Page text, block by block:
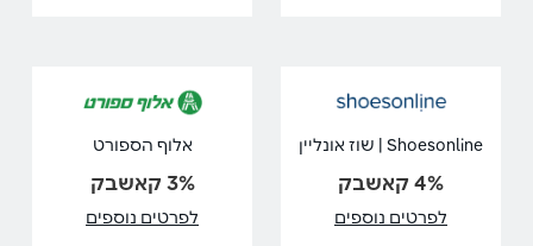
Shoesonline | שוז אונליין
4% קאשבק
לפרטים נוספים
אלוף הספורט
3% קאשבק
לפרטים נוספים